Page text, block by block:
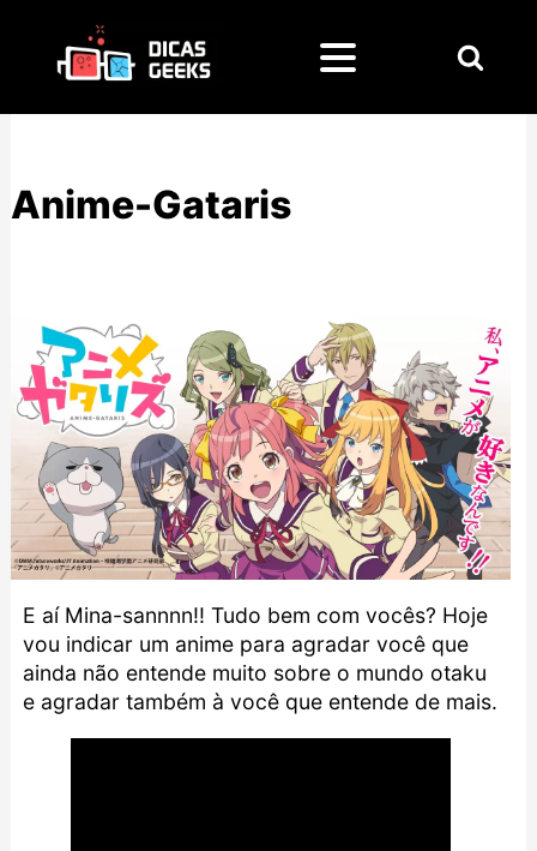
Anime-Gataris
E aí Mina-sannnn!! Tudo bem com vocês? Hoje
vou indicar um anime para agradar você que
ainda não entende muito sobre o mundo otaku
e agradar também à você que entende de mais.